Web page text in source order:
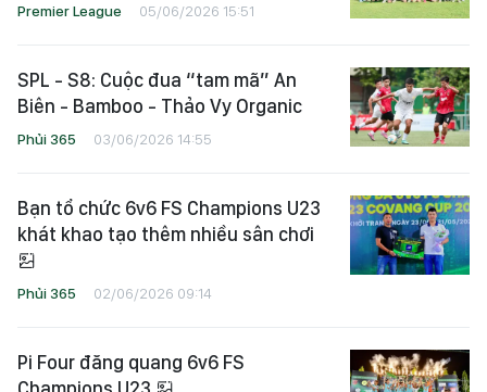
Premier League 05/06/2026 15:51
SPL - S8: Cuộc đua “tam mã” An
Biên - Bamboo - Thảo Vy Organic
Phủi 365 03/06/2026 14:55
Bạn tổ chức 6v6 FS Champions U23
khát khao tạo thêm nhiều sân chơi
Phủi 365 02/06/2026 09:14
Pi Four đăng quang 6v6 FS